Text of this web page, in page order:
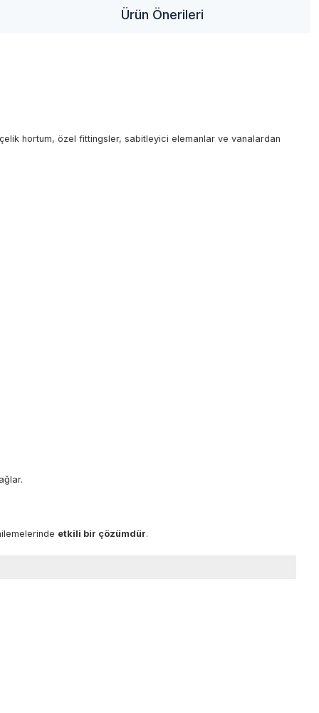
Ürün Önerileri
hortum, özel fittingsler, sabitleyici elemanlar ve vanalardan
etkili bir çözümdür.